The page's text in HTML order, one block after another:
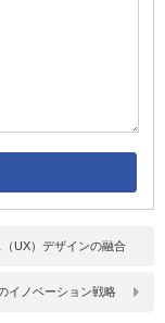
UX）デザインの融合
イノベーション戦略